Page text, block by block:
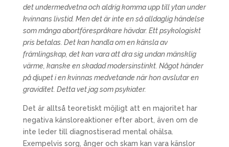
det undermedvetna och aldrig komma upp till ytan under
kvinnans livstid. Men det är inte en så alldaglig händelse
som många abortförespråkare hävdar. Ett psykologiskt
pris betalas. Det kan handla om en känsla av
främlingskap, det kan vara att dra sig undan mänsklig
värme, kanske en skadad modersinstinkt. Något händer
på djupet i en kvinnas medvetande när hon avslutar en
graviditet. Detta vet jag som psykiater.
Det är alltså teoretiskt möjligt att en majoritet har
negativa känsloreaktioner efter abort, även om de
inte leder till diagnostiserad mental ohälsa.
Exempelvis sorg, ånger och skam kan vara känslor